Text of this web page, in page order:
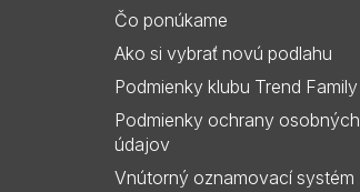
Čo ponúkame
Ako si vybrať novú podlahu
Podmienky klubu Trend Family
Podmienky ochrany osobných
údajov
Vnútorný oznamovací systém